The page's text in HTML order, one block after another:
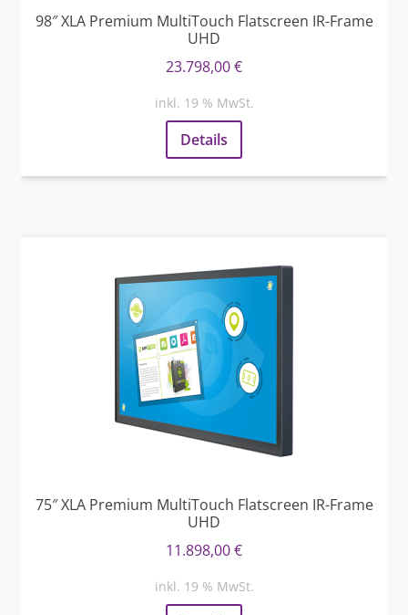
98″ XLA Premium MultiTouch Flatscreen IR-Frame
UHD
23.798,00€
inkl. 19 % MwSt.
Details
75″ XLA Premium MultiTouch Flatscreen IR-Frame
UHD
11.898,00€
inkl. 19 % MwSt.